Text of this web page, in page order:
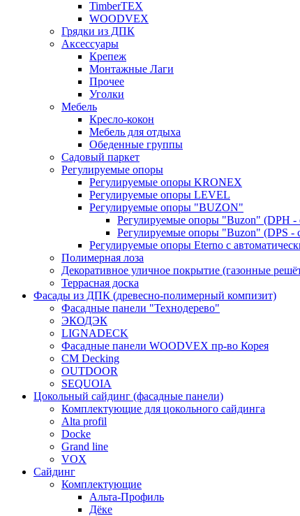
TimberTEX
WOODVEX
Грядки из ДПК
Аксессуары
Крепеж
Монтажные Лаги
Прочее
Уголки
Мебель
Кресло-кокон
Мебель для отдыха
Обеденные группы
Садовый паркет
Регулируемые опоры
Регулируемые опоры KRONEX
Регулируемые опоры LEVEL
Регулируемые опоры "BUZON"
Регулируемые опоры "Buzon" (DPH -
Регулируемые опоры "Buzon" (DPS -
Регулируемые опоры Eterno с
Полимерная лоза
Декоративное уличное покрытие (газонные
Террасная доска
Фасады из ДПК (древесно-полимерный компизит)
Фасадные панели "Технодерево"
ЭКОДЭК
LIGNADECK
Фасадные панели WOODVEX пр-во Корея
CM Decking
OUTDOOR
SEQUOIA
Цокольный сайдинг (фасадные панели)
Комплектующие для цокольного сайдинга
Alta profil
Docke
Grand line
VOX
Сайдинг
Комплектующие
Альта-Профиль
Дёке